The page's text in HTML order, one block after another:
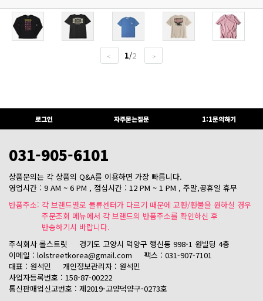
< 1/2 >
로그인 자주묻는질문 1:1문의하기
031-905-6101
상품문의는 각 상품의 Q&A를 이용하면 가장 빠릅니다.
영업시간 : 9 AM ~ 6 PM , 점심시간 : 12 PM ~ 1 PM , 주말,공휴일 휴무
반품주소: 각 브랜드별로 물류센터가 다르기 때문에 교환/환불을 원하실 경우
주문조회 메뉴에서 각 브랜드의 반품주소를 확인하신 후
반송하기시 바랍니다.
주식회사 롤스트릿
경기도 고양시 덕양구 행신동 998-1 원빌딩 4층
이메일 : lolstreetkorea@gmail.com
팩스 : 031-907-7101
대표 : 원석민
개인정보관리자 : 원석민
사업자등록번호 : 158-87-00222
통신판매업신고번호 : 제2019-고양덕양구-0273호